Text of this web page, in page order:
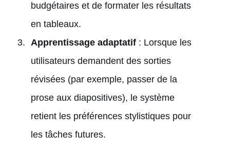
budgétaires et de formater les résultats
en tableaux.
Apprentissage adaptatif: Lorsque les
utilisateurs demandent des sorties
révisées (par exemple, passer de la
prose aux diapositives), le système
retient les préférences stylistiques pour
les tâches futures.